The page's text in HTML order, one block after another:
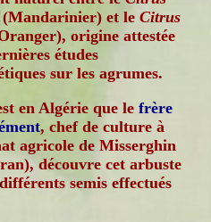
(Mandarinier) et le Citrus
origine attestée
études
sur les agrumes.
en Algérie que le frère
, chef de culture à
agricole de Misserghin
découvre cet arbuste
semis effectués